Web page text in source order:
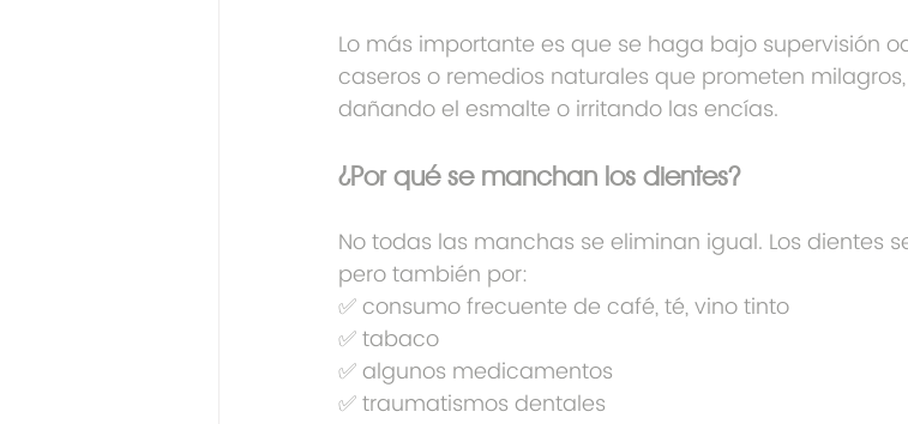
Lo más importante es que se haga bajo supervisión
caseros o remedios naturales que prometen
dañando el esmalte o irritando las encías.
¿Por qué se manchan los dientes?
No todas las manchas se eliminan igual. Los dientes
pero también por:
✅ consumo frecuente de café, té, vino tinto
✅ tabaco
✅ algunos medicamentos
✅ traumatismos dentales